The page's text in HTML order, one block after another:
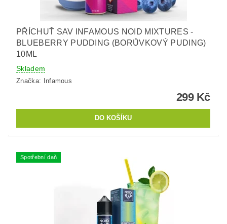
PŘÍCHUŤ SAV INFAMOUS NOID MIXTURES -
BLUEBERRY PUDDING (BORŮVKOVÝ PUDING)
10ML
Skladem
Značka: Infamous
299 Kč
Spotřební daň